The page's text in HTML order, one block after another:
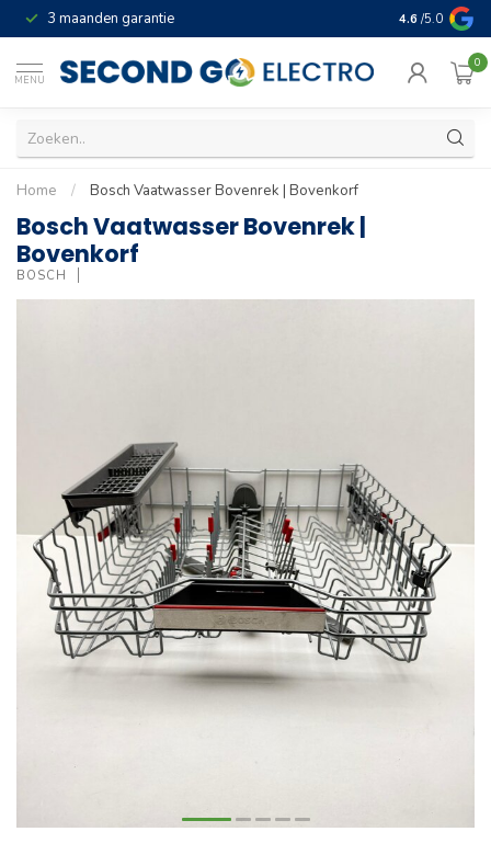
3 maanden garantie Geld terug
4.6 /5.0
MENU
0
Home / Bosch Vaatwasser Bovenrek | Bovenkorf
Bosch Vaatwasser Bovenrek |
Bovenkorf
BOSCH